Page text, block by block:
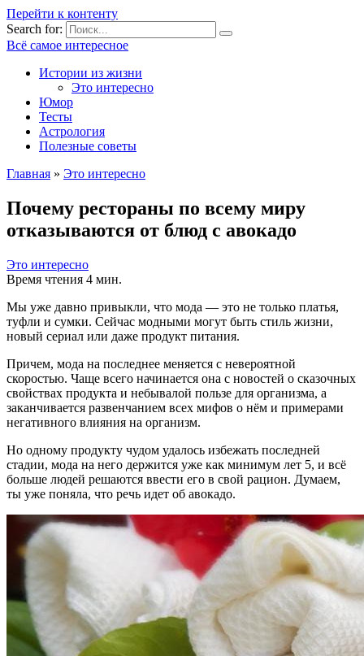
Перейти к контенту
Search for:
Всё самое интересное
Истории из жизни
Это интересно
Юмор
Тесты
Астрология
Полезные советы
Главная » Это интересно
Почему рестораны по всему миру
отказываются от блюд с авокадо
Это интересно
Время чтения 4 мин.
Мы уже давно привыкли, что мода — это не только платья,
туфли и сумки. Сейчас модными могут быть стиль жизни,
новый сериал или даже продукт питания.
Причем, мода на последнее меняется с невероятной
скоростью. Чаще всего начинается она с новостей о сказочных
свойствах продукта и небывалой пользе для организма, а
заканчивается развенчанием всех мифов о нём и примерами
негативного влияния на организм.
Но одному продукту чудом удалось избежать последней
стадии, мода на него держится уже как минимум лет 5, и всё
больше людей решаются ввести его в свой рацион. Думаем,
ты уже поняла, что речь идет об авокадо.